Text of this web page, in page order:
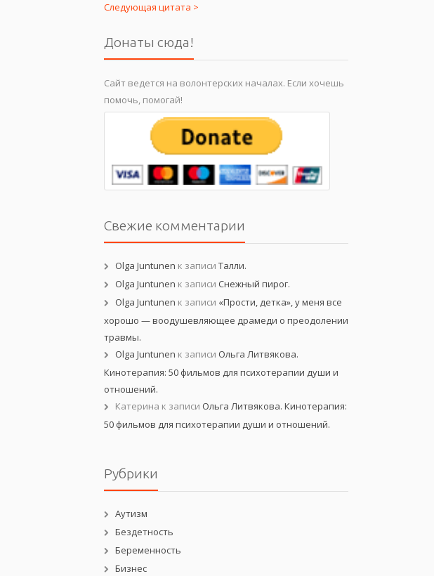
Следующая цитата >
Донаты сюда!
Сайт ведется на волонтерских началах. Если хочешь
помочь, помогай!
Свежие комментарии
Olga Juntunen к записи Талли.
Olga Juntunen к записи Снежный пирог.
Olga Juntunen к записи «Прости, детка», у меня все
хорошо — воодушевляющее драмеди о преодолении
травмы.
Olga Juntunen к записи Ольга Литвякова.
Кинотерапия: 50 фильмов для психотерапии души и
отношений.
Катерина к записи Ольга Литвякова. Кинотерапия:
50 фильмов для психотерапии души и отношений.
Рубрики
Аутизм
Бездетность
Беременность
Бизнес